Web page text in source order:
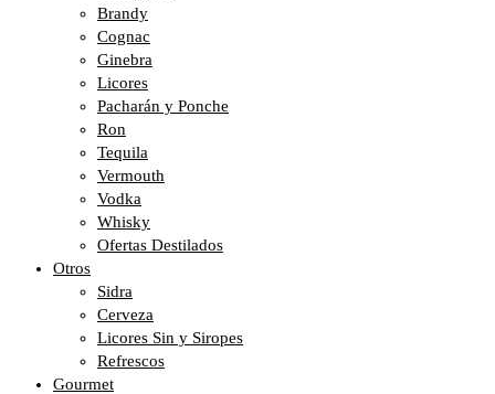
Brandy
Cognac
Ginebra
Licores
Pacharán y Ponche
Ron
Tequila
Vermouth
Vodka
Whisky
Ofertas Destilados
Otros
Sidra
Cerveza
Licores Sin y Siropes
Refrescos
Gourmet